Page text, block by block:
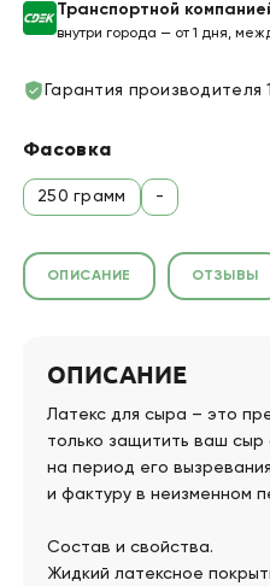
Транспортной
внутри города — от 1 дня,
Гарантия производителя
Фасовка
250 грамм -
ОПИСАНИЕ ОТЗЫВЫ
ОПИСАНИЕ
Латекс для сыра – это
только защитить ваш
на период его
и фактуру в неизменном
Состав и свойства.
Жидкий латексное